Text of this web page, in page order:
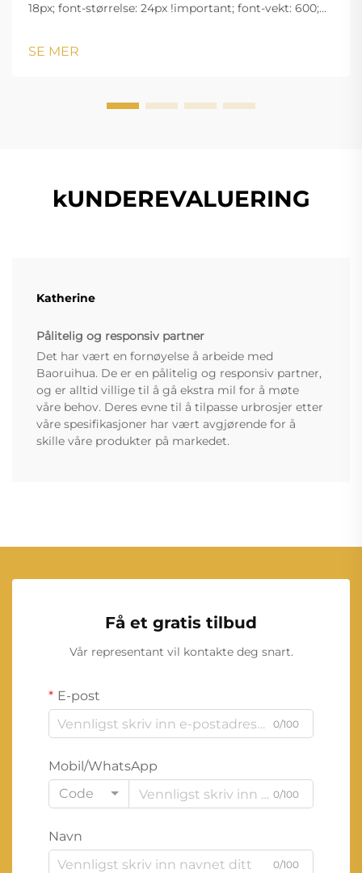
18px; font-størrelse: 24px !important; font-vekt: 600;
!important; font-v...
SE MER
kUNDEREVALUERING
Katherine
Pålitelig og responsiv partner
Det har vært en fornøyelse å arbeide med
Baoruihua. De er en pålitelig og responsiv partner,
og er alltid villige til å gå ekstra mil for å møte
våre behov. Deres evne til å tilpasse urbrosjer etter
våre spesifikasjoner har vært avgjørende for å
skille våre produkter på markedet.
Få et gratis tilbud
Vår representant vil kontakte deg snart.
E-post
0/100
Mobil/WhatsApp
Code
0/100
Navn
0/100